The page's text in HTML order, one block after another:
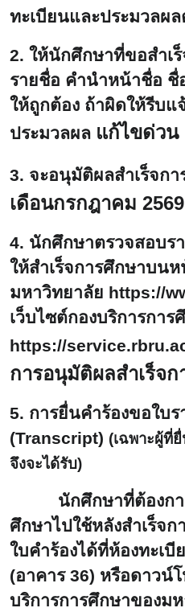
ทะเบียนและประมวลผ
2. ให้นักศึกษาที่ขอสำเ
รายชื่อ คำนำหน้าชื่อ ชื่
ให้ถูกต้อง ถ้าผิดให้รีบแ
ประมวลผล แก้ไขด่วน
3. จะอนุมัติผลสำเร็จก
เดือนกรกฎาคม 2569
4. นักศึกษาตรวจสอบร
ให้สำเร็จการศึกษาบน
มหาวิทยาลัย https://
เว็บไซต์กองบริการการ
https://
การอนุมัติผลสำเร็จก
5. การยื่นคำร้องขอใบ
(Transcript) (เฉพาะผู้ที่
จึงจะได้รับ)
นักศึกษาที่ต้องการ
ศึกษาไปใช้หลังสำเร็จ
ใบคำร้องได้ที่ห้องทะเ
(อาคาร 36) หรือดาวน์
บริการการศึกษาของม